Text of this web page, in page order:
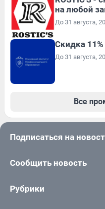
на любой
До 31 августа,
Скидка
До 31 августа,
Все
Подписаться на
Сообщить новость
Рубрики